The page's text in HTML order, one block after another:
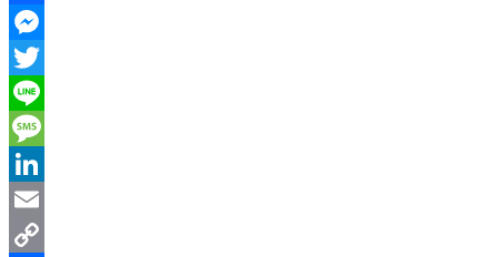
Facebook
Messenger
Twitter
Line
Message
LinkedIn
Email